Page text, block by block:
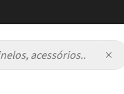
acessórios...